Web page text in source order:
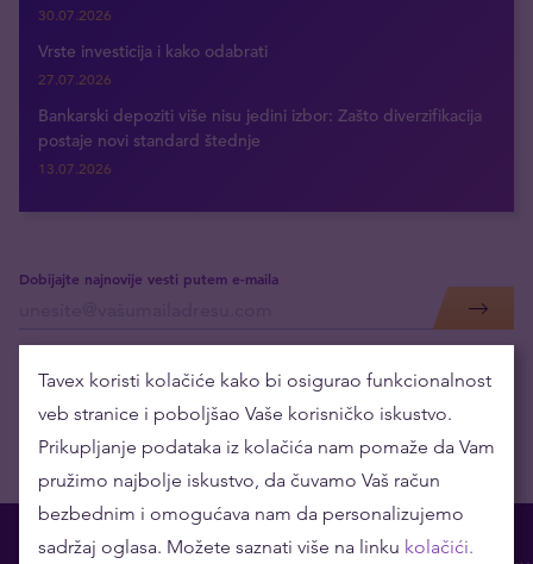
30.07.2026
Vrste investicija i kako odabrati
27.07.2026
Bankarski depoziti više nisu jedini izbor: Zašto diverzifikacija
postaje novi standard štednje
13.07.2026
Dobijajte najnovije vesti putem e-maila
Tavex koristi kolačiće kako bi osigurao funkcionalnost
veb stranice i poboljšao Vaše korisničko iskustvo.
Prikupljanje podataka iz kolačića nam pomaže da Vam
pružimo najbolje iskustvo, da čuvamo Vaš račun
bezbednim i omogućava nam da personalizujemo
sadržaj oglasa. Možete saznati više na linku kolačići.